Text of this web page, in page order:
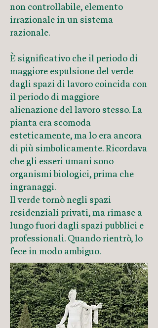
non controllabile, elemento
irrazionale in un sistema
razionale.
È significativo che il periodo di
maggiore espulsione del verde
dagli spazi di lavoro coincida con
il periodo di maggiore
alienazione del lavoro stesso. La
pianta era scomoda
esteticamente, ma lo era ancora
di più simbolicamente. Ricordava
che gli esseri umani sono
organismi biologici, prima che
ingranaggi.
Il verde tornò negli spazi
residenziali privati, ma rimase a
lungo fuori dagli spazi pubblici e
professionali. Quando rientrò, lo
fece in modo ambiguo.